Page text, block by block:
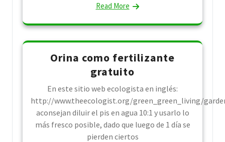
Read More
Orina como fertilizante
gratuito
En este sitio web ecologista en inglés:
http://www.theecologist.org/green_green_living/
aconsejan diluir el pis en agua 10:1 y usarlo lo
más fresco posible, dado que luego de 1 día se
pierden ciertos